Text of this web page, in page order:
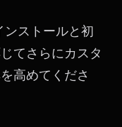
ストールと初
てさらにカスタ
高めてくださ